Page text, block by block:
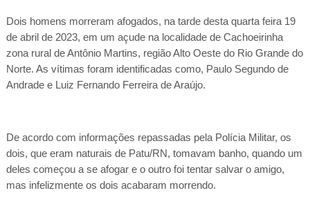
Dois homens morreram afogados, na tarde desta quarta feira 19
de abril de 2023, em um açude na localidade de Cachoeirinha
zona rural de Antônio Martins, região Alto Oeste do Rio Grande do
Norte. As vítimas foram identificadas como, Paulo Segundo de
Andrade e Luiz Fernando Ferreira de Araújo.
De acordo com informações repassadas pela Polícia Militar, os
dois, que eram naturais de Patu/RN, tomavam banho, quando um
deles começou a se afogar e o outro foi tentar salvar o amigo,
mas infelizmente os dois acabaram morrendo.